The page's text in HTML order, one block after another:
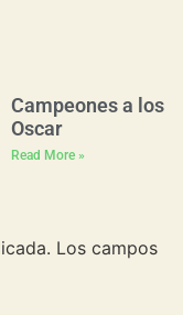
Campeones a los
Oscar
Read More »
Los campos